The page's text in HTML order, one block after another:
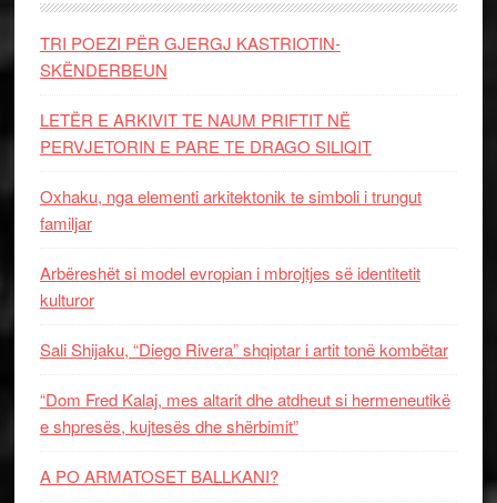
TRI POEZI PËR GJERGJ KASTRIOTIN-
SKËNDERBEUN
LETËR E ARKIVIT TE NAUM PRIFTIT NË
PERVJETORIN E PARE TE DRAGO SILIQIT
Oxhaku, nga elementi arkitektonik te simboli i trungut
familjar
Arbëreshët si model evropian i mbrojtjes së identitetit
kulturor
Sali Shijaku, “Diego Rivera” shqiptar i artit tonë kombëtar
“Dom Fred Kalaj, mes altarit dhe atdheut si hermeneutikë
e shpresës, kujtesës dhe shërbimit”
A PO ARMATOSET BALLKANI?